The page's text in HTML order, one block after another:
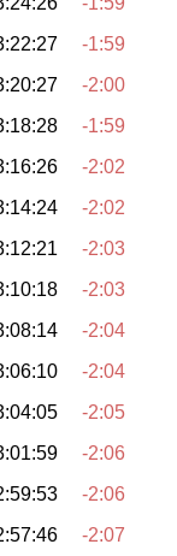
-1:59
-2:00
-1:59
-2:02
-2:02
-2:03
-2:03
-2:04
-2:04
-2:05
-2:06
-2:06
-2:07